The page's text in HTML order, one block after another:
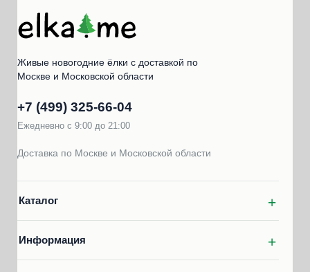
Живые новогодние ёлки с доставкой по
Москве и Московской области
+7 (499) 325‑66‑04
Ежедневно с 9:00 до 21:00
Доставка по Москве и Московской области
Каталог
Информация